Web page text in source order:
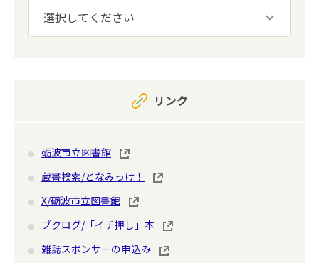
リンク
砺波市立図書館
蔵書検索/となみっけ！
X/砺波市立図書館
ブクログ/「イチ押し」本
雑誌スポンサーの申込み